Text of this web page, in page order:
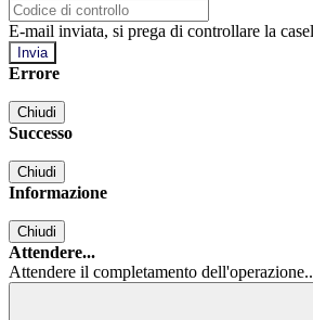
E-mail inviata, si prega di controllare la
Errore
Chiudi
Successo
Chiudi
Informazione
Chiudi
Attendere...
Attendere il completamento